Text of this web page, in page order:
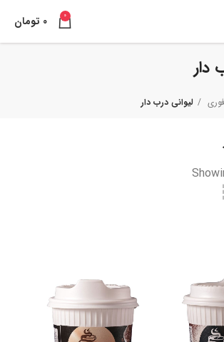
0
0 تومان
دار
لیوانی درب دار